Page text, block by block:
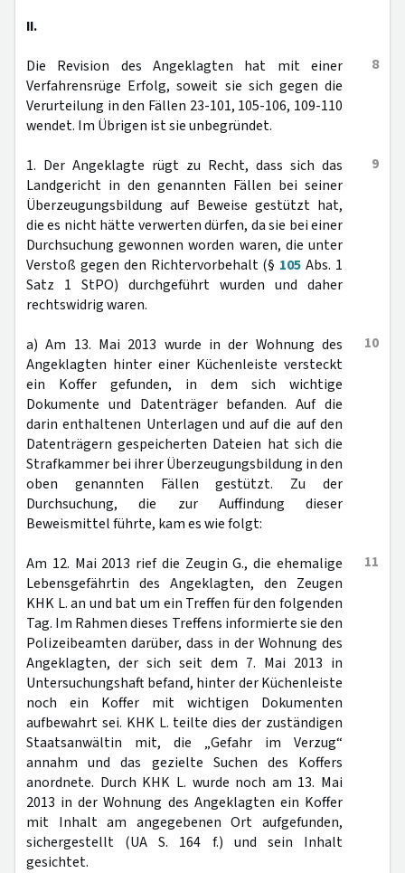
II.
8
Die Revision des Angeklagten hat mit einer
Verfahrensrüge Erfolg, soweit sie sich gegen die
Verurteilung in den Fällen 23-101, 105-106, 109-110
wendet. Im Übrigen ist sie unbegründet.
9
1. Der Angeklagte rügt zu Recht, dass sich das
Landgericht in den genannten Fällen bei seiner
Überzeugungsbildung auf Beweise gestützt hat,
die es nicht hätte verwerten dürfen, da sie bei einer
Durchsuchung gewonnen worden waren, die unter
Verstoß gegen den Richtervorbehalt (§ 105 Abs. 1
Satz 1 StPO) durchgeführt wurden und daher
rechtswidrig waren.
10
a) Am 13. Mai 2013 wurde in der Wohnung des
Angeklagten hinter einer Küchenleiste versteckt
ein Koffer gefunden, in dem sich wichtige
Dokumente und Datenträger befanden. Auf die
darin enthaltenen Unterlagen und auf die auf den
Datenträgern gespeicherten Dateien hat sich die
Strafkammer bei ihrer Überzeugungsbildung in den
oben genannten Fällen gestützt. Zu der
Durchsuchung, die zur Auffindung dieser
Beweismittel führte, kam es wie folgt:
11
Am 12. Mai 2013 rief die Zeugin G., die ehemalige
Lebensgefährtin des Angeklagten, den Zeugen
KHK L. an und bat um ein Treffen für den folgenden
Tag. Im Rahmen dieses Treffens informierte sie den
Polizeibeamten darüber, dass in der Wohnung des
Angeklagten, der sich seit dem 7. Mai 2013 in
Untersuchungshaft befand, hinter der Küchenleiste
noch ein Koffer mit wichtigen Dokumenten
aufbewahrt sei. KHK L. teilte dies der zuständigen
Staatsanwältin mit, die „Gefahr im Verzug“
annahm und das gezielte Suchen des Koffers
anordnete. Durch KHK L. wurde noch am 13. Mai
2013 in der Wohnung des Angeklagten ein Koffer
mit Inhalt am angegebenen Ort aufgefunden,
sichergestellt (UA S. 164 f.) und sein Inhalt
gesichtet.